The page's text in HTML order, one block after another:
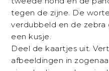
tegen de zijne. De
verdubbeld en de
een kusje.
Deel de kaartjes uit.
afbeeldingen in